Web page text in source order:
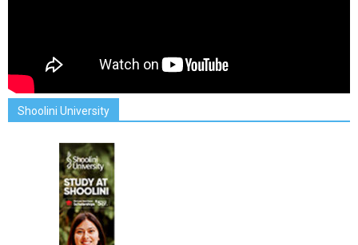
Shoolini University